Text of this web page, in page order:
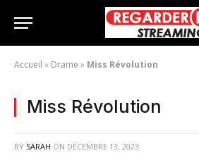
Accueil » Drame » Miss Révolution
Miss Révolution
BY SARAH ON DÉCEMBRE 13, 2023